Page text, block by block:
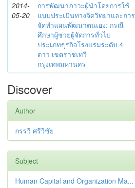
2014-
05-20
การพัฒนาภาวะผู้นำโดยการใช้
แบบประเมินทางจิตวิทยาและการ
จัดทำแผนพัฒนาตนเอง: กรณี
ศึกษาผู้ช่วยผู้จัดการทั่วไป
ประเภทธุรกิจโรงแรมระดับ 4
ดาว เขตราชเทวี
กรุงเทพมหานคร
Discover
Author
กรรวี ศรีวิชัย
Subject
Human Capital and Organization Ma...